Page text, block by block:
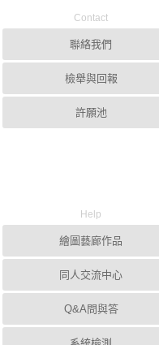
Contact
聯絡我們
檢舉與回報
許願池
Help
繪圖藝廊作品
同人交流中心
Q&A問與答